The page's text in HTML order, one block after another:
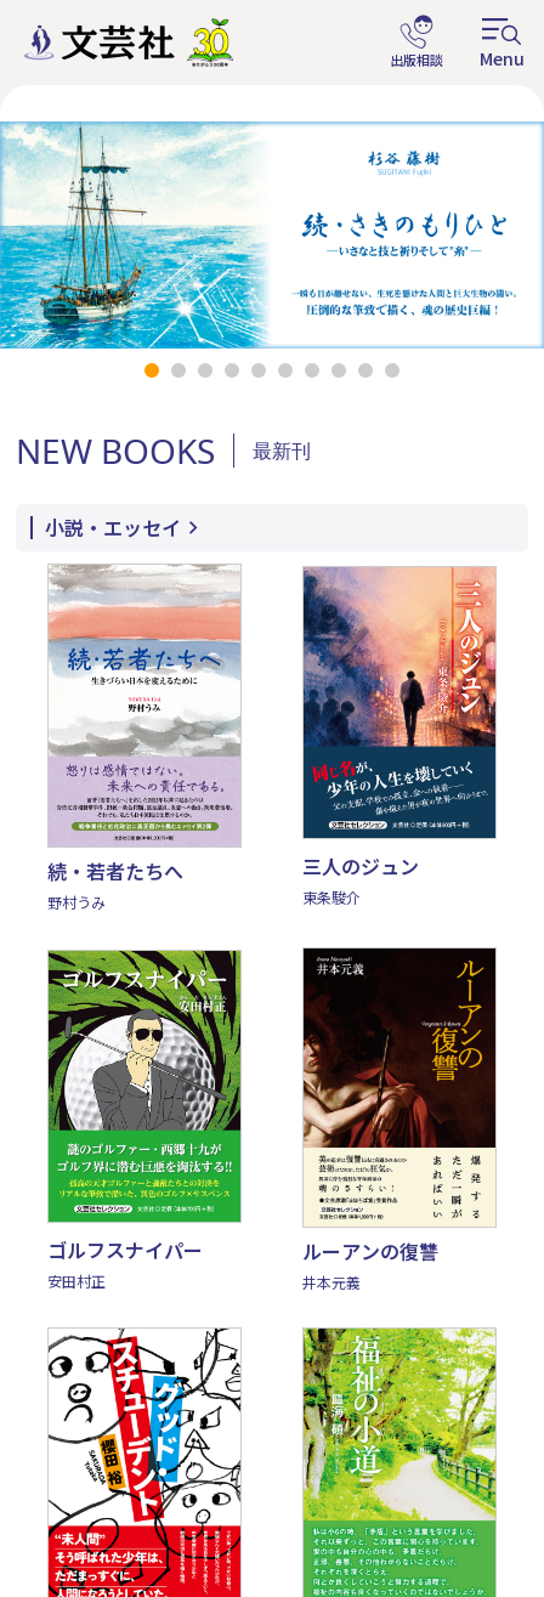
NEW BOOKS 最新刊
小説・エッセイ
続・若者たちへ
野村うみ
三人のジュン
東条駿介
ゴルフスナイパー
安田村正
ルーアンの復讐
井本元義